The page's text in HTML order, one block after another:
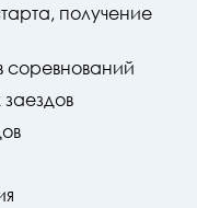
получение
соревнований